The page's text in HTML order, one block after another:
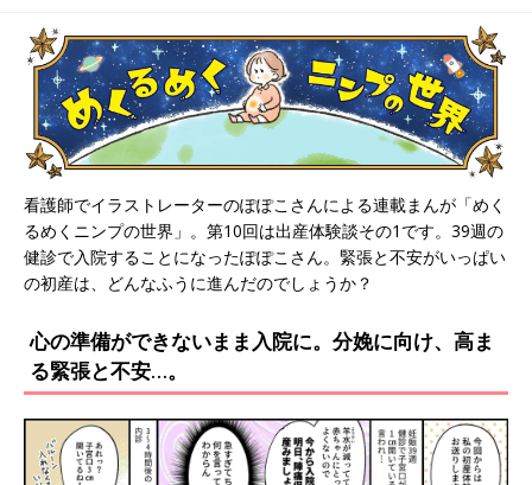
看護師でイラストレーターのぽぽこさんによる連載まんが「めく
るめくニンプの世界」。第10回は出産体験談その1です。39週の
健診で入院することになったぽぽこさん。緊張と不安がいっぱい
の初産は、どんなふうに進んだのでしょうか？
心の準備ができないまま入院に。分娩に向け、高ま
る緊張と不安…。